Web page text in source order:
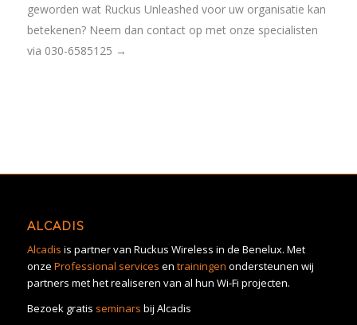
geworden wat Ruckus Unleashed voor uw organisatie kan
betekenen? Neem dan contact op met onze specialisten
via 030-6585125 →
ALCADIS
Alcadis is partner van Ruckus Wireless in de Benelux. Met
onze Professional services en trainingen ondersteunen wij
partners met het realiseren van al hun Wi-Fi projecten.
Bezoek gratis seminars bij Alcadis